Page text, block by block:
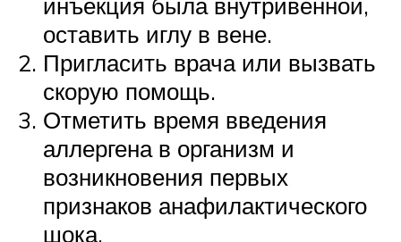
оставить иглу в вене.
Пригласить врача или вызвать
скорую помощь.
Отметить время введения
аллергена в организм и
возникновения первых
признаков анафилактического
шока.